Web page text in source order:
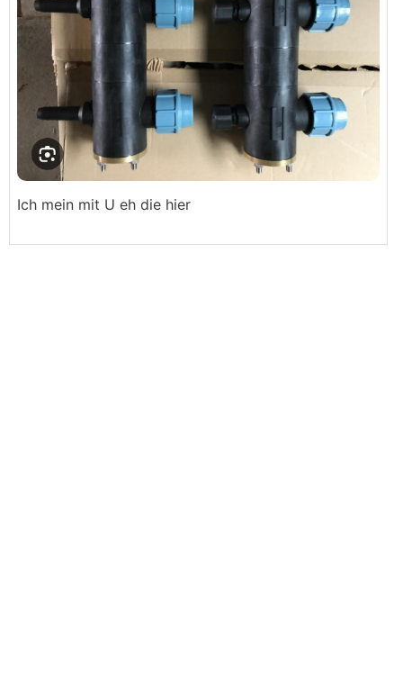
Ich mein mit U eh die hier